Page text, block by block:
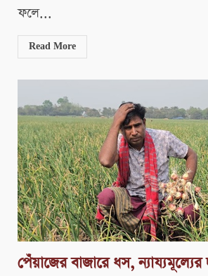
ফলে...
Read More
পেঁয়াজের বাজারে ধস,